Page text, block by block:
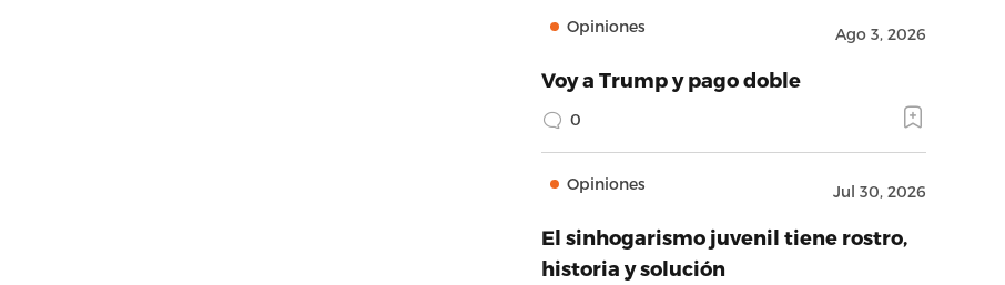
Opiniones Ago 3, 2026
Voy a Trump y pago doble
0
Opiniones Jul 30, 2026
El sinhogarismo juvenil tiene rostro,
historia y solución